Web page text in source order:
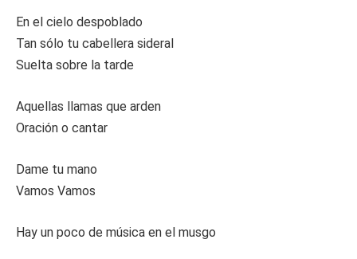
En el cielo despoblado
Tan sólo tu cabellera sideral
Suelta sobre la tarde
Aquellas llamas que arden
Oración o cantar
Dame tu mano
Vamos Vamos
Hay un poco de música en el musgo